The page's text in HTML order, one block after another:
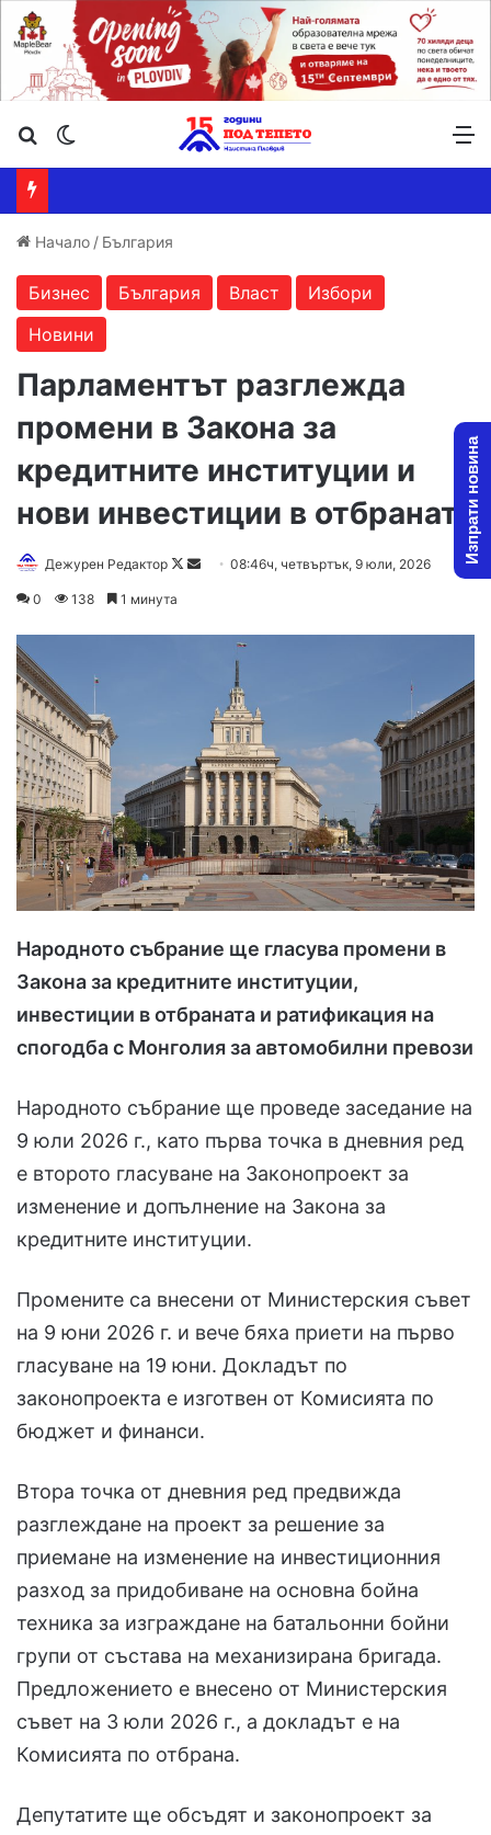
Търсене ...
Начало / България
Бизнес България Власт
Избори
Новини
Парламентът разглежда
промени в Закона за
кредитните институции и
нови инвестиции в отбраната
Дежурен Редактор
Follow
Send08:46ч, четвъртък, 9 юли, 2026
0 138 1 минута
Народното събрание ще гласува промени в
Закона за кредитните институции,
инвестиции в отбраната и ратификация на
спогодба с Монголия за автомобилни превози
Народното събрание ще проведе заседание на
9 юли 2026 г., като първа точка в дневния ред
е второто гласуване на Законопроект за
изменение и допълнение на Закона за
кредитните институции.
Промените са внесени от Министерския съвет
на 9 юни 2026 г. и вече бяха приети на първо
гласуване на 19 юни. Докладът по
законопроекта е изготвен от Комисията по
бюджет и финанси.
Втора точка от дневния ред предвижда
разглеждане на проект за решение за
приемане на изменение на инвестиционния
разход за придобиване на основна бойна
техника за изграждане на батальонни бойни
групи от състава на механизирана бригада.
Предложението е внесено от Министерския
съвет на 3 юли 2026 г., а докладът е на
Комисията по отбрана.
Депутатите ще обсъдят и законопроект за
Изпрати новина